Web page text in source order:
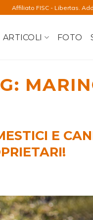
Affiliato FISC - Libertas.
ARTICOLI FOTO
E